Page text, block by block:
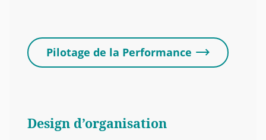
Pilotage de la Performance
Design d’organisation